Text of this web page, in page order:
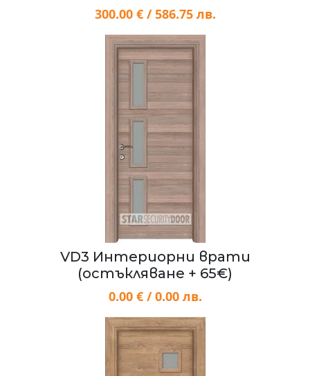
300.00 € / 586.75 лв.
VD3 Интериорни врати
(остъкляване + 65€)
0.00 € / 0.00 лв.